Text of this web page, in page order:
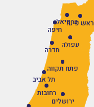
רחובות
תל אביב
חיפה
ירושלים
פתח תקווה
חדרה
עפולה
ראש פינהכרמיאל